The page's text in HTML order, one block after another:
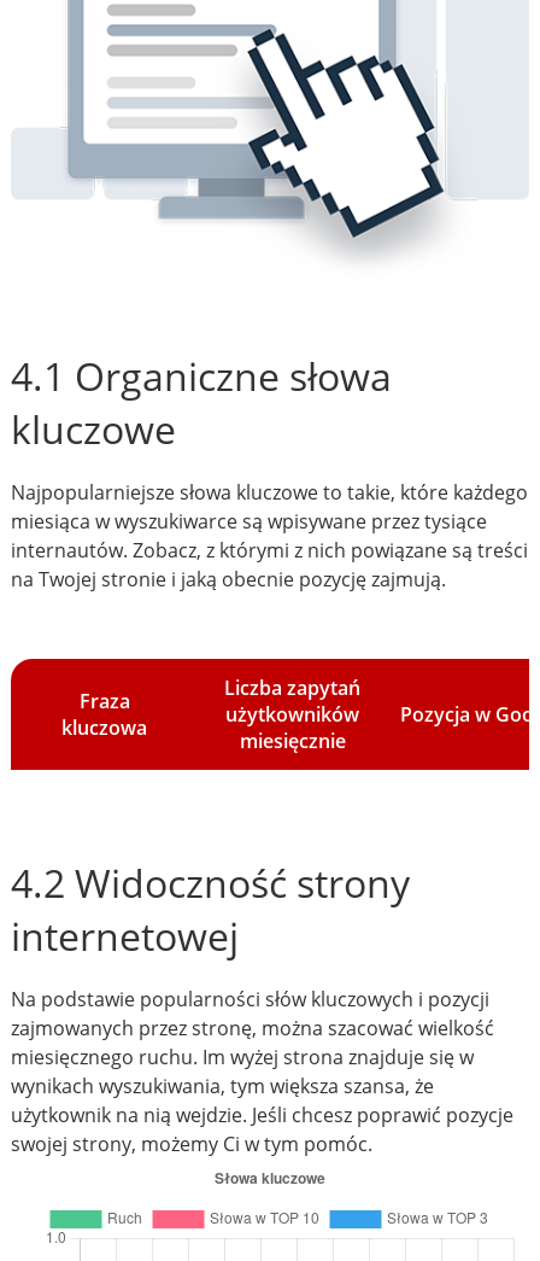
4.1 Organiczne słowa
kluczowe
Najpopularniejsze słowa kluczowe to takie, które każdego
miesiąca w wyszukiwarce są wpisywane przez tysiące
internautów. Zobacz, z którymi z nich powiązane są treści
na Twojej stronie i jaką obecnie pozycję zajmują.
Fraza
kluczowa
Liczba zapytań
użytkowników
miesięcznie
Pozycja w
4.2 Widoczność strony
internetowej
Na podstawie popularności słów kluczowych i pozycji
zajmowanych przez stronę, można szacować wielkość
miesięcznego ruchu. Im wyżej strona znajduje się w
wynikach wyszukiwania, tym większa szansa, że
użytkownik na nią wejdzie. Jeśli chcesz poprawić pozycje
swojej strony, możemy Ci w tym pomóc.